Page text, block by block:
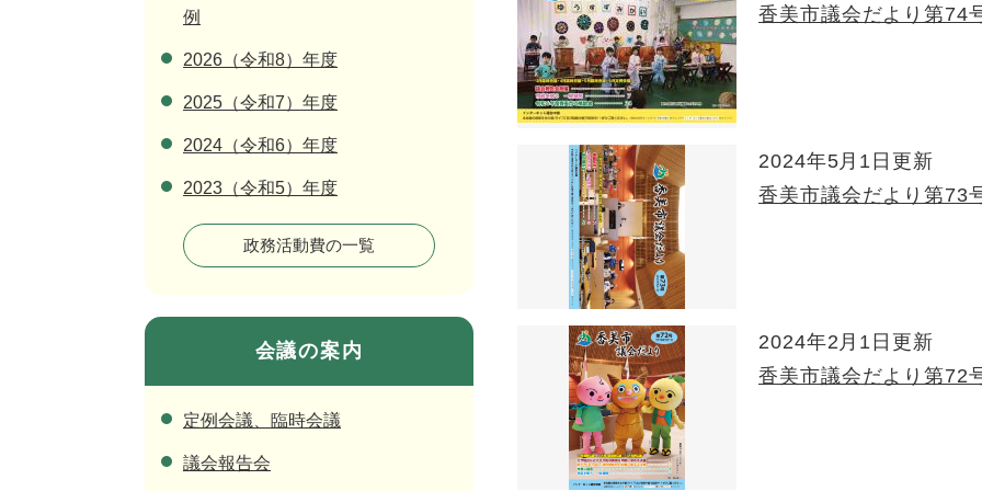
香美市議会だより第74
2024年5月1日更新
香美市議会だより第73
2024年2月1日更新
香美市議会だより第72
例
2026（令和8）年度
2025（令和7）年度
2024（令和6）年度
2023（令和5）年度
政務活動費の一覧
会議の案内
定例会議、臨時会議
議会報告会